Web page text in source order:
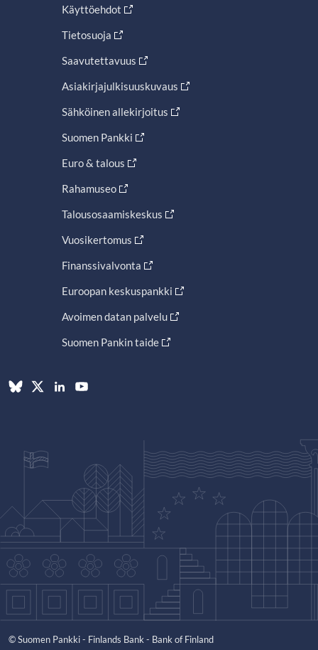
Käyttöehdot
Tietosuoja
Saavutettavuus
Asiakirjajulkisuuskuvaus
Sähköinen allekirjoitus
Suomen Pankki
Euro & talous
Rahamuseo
Talousosaamiskeskus
Vuosikertomus
Finanssivalvonta
Euroopan keskuspankki
Avoimen datan palvelu
Suomen Pankin taide
© Suomen Pankki - Finlands Bank - Bank of Finland